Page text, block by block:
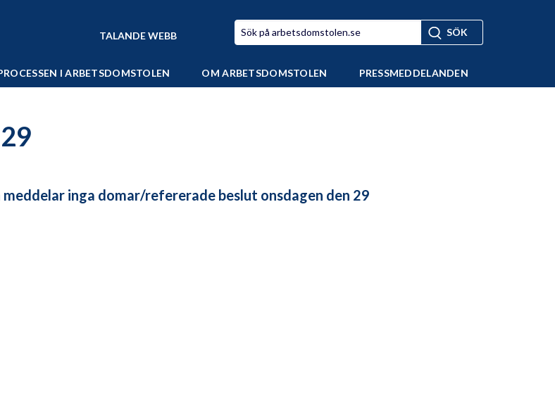
TALANDE WEBB
I ARBETSDOMSTOLEN OM ARBETSDOMSTOLEN PRESSMEDDELANDEN
inga domar/refererade beslut onsdagen den 29